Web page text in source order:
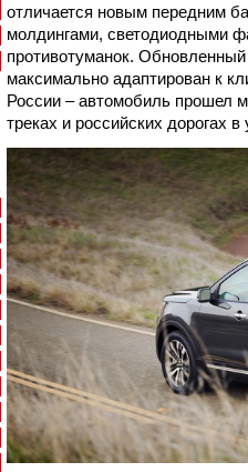
отличается новым передним
молдингами, светодиодными
противотуманок.
максимально адаптирован к
России – автомобиль прошел
треках и российских дорогах